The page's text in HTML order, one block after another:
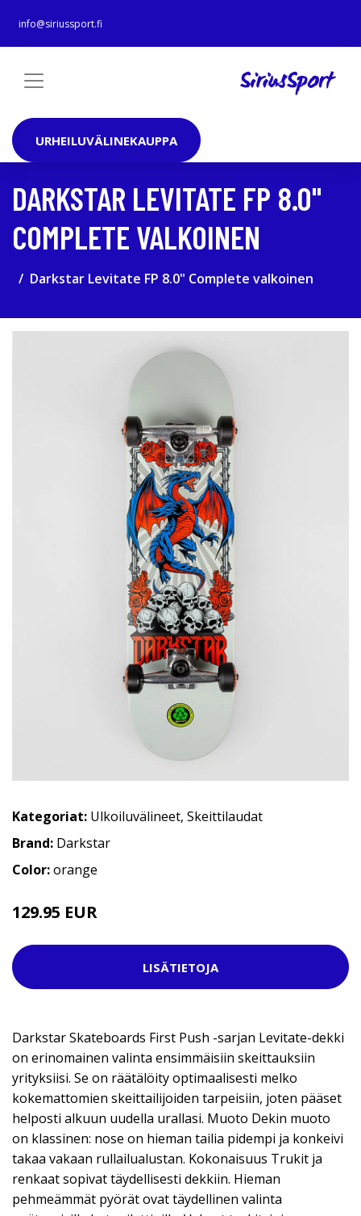
info@siriussport.fi
URHEILUVÄLINEKAUPPA
DARKSTAR LEVITATE FP 8.0"
COMPLETE VALKOINEN
Darkstar Levitate FP 8.0" Complete valkoinen
Kategoriat: Ulkoiluvälineet, Skeittilaudat
Brand: Darkstar
Color:orange
129.95 EUR
LISÄTIETOJA
Darkstar Skateboards First Push -sarjan Levitate-dekki
on erinomainen valinta ensimmäisiin skeittauksiin
yrityksiisi. Se on räätälöity optimaalisesti melko
kokemattomien skeittailijoiden tarpeisiin, joten pääset
helposti alkuun uudella urallasi. Muoto Dekin muoto
on klassinen: nose on hieman tailia pidempi ja konkeivi
takaa vakaan rullailualustan. Kokonaisuus Trukit ja
renkaat sopivat täydellisesti dekkiin. Hieman
pehmeämmät pyörät ovat täydellinen valinta